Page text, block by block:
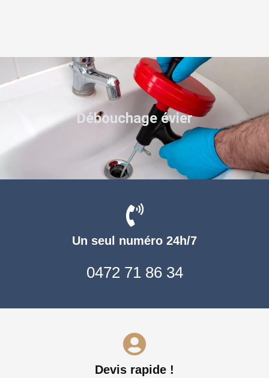
Un seul numéro 24h/7
0472 71 86 34
Devis rapide !
Débouchage évier